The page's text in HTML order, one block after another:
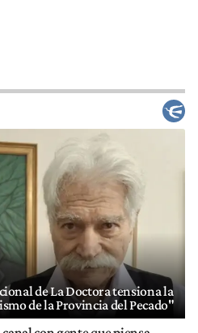
de La Doctora tensiona la
de la Provincia del Pecado"